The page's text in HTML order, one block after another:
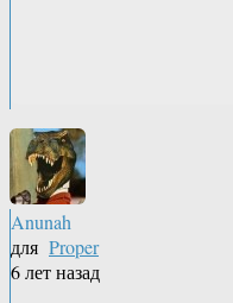
Anunah
для Proper
6 лет назад